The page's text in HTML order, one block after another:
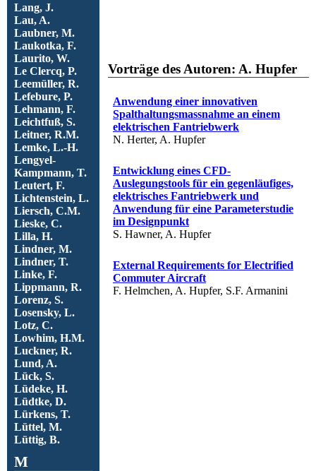
Lang, J.
Lau, A.
Laubner, M.
Laukotka, F.
Laurito, W.
Le Clercq, P.
Leemüller, R.
Lefebure, P.
Lehmann, F.
Leichtfuß, S.
Leitner, R.M.
Lemke, L.-H.
Lengyel-
Kampmann, T.
Leutert, F.
Lichtenstein, L.
Liersch, C.M.
Lieske, C.
Lilla, H.
Lindner, M.
Lindner, T.
Linke, F.
Lippmann, R.
Lorenz, S.
Losensky, L.
Lotz, C.
Lowhim, H.M.
Luckner, R.
Lund, A.
Lück, S.
Lüdeke, H.
Lüdtke, D.
Lürkens, T.
Lüttel, M.
Lüttig, B.
M
Vorträge des Autoren: A. Hupfer
Anwendung einer innovativen
Spalthaltungsmassnahme an einem
elektrischen Fantriebwerk
N. Herter, A. Hupfer
Entwicklung eines CFD-
Auslegungstools für ein gegenläufiges,
elektrisches Fantriebwerk und
Anwendung für eine Parameterstudie
im Designpunkt
S. Hawner, A. Hupfer
External Requirements for Electrified
Commuter Aircraft
F. Helmchen, A. Hupfer, S.F. Armanini